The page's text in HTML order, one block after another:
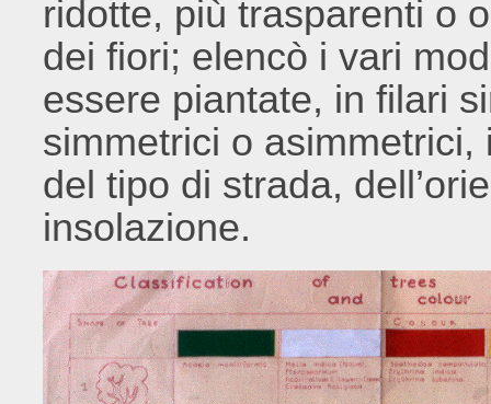
ridotte, più trasparenti o
dei fiori; elencò i vari
essere piantate, in filari
simmetrici o
del tipo di strada,
insolazione.